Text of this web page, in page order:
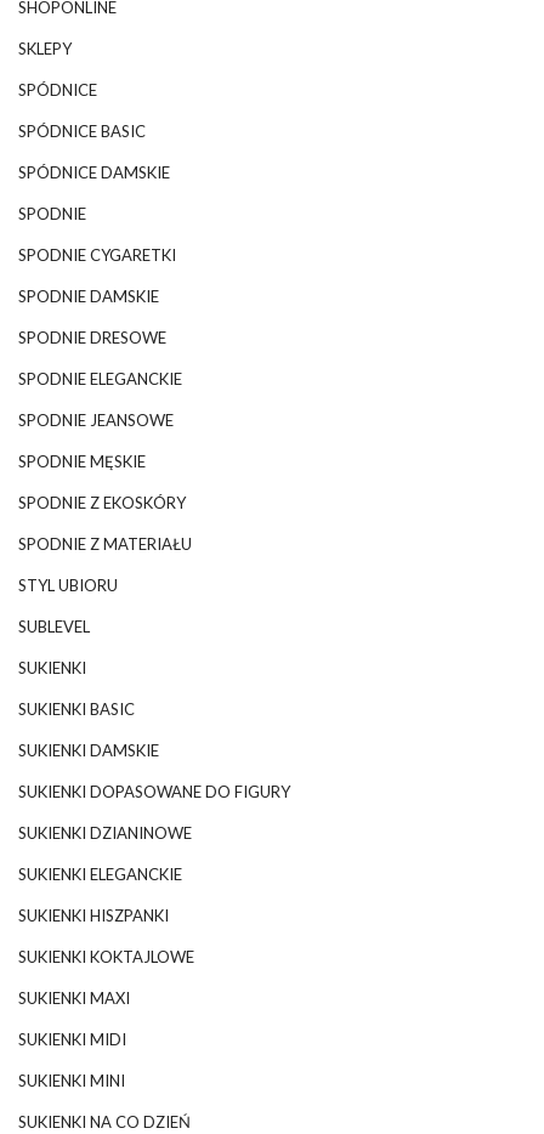
SHOPONLINE
SKLEPY
SPÓDNICE
SPÓDNICE BASIC
SPÓDNICE DAMSKIE
SPODNIE
SPODNIE CYGARETKI
SPODNIE DAMSKIE
SPODNIE DRESOWE
SPODNIE ELEGANCKIE
SPODNIE JEANSOWE
SPODNIE MĘSKIE
SPODNIE Z EKOSKÓRY
SPODNIE Z MATERIAŁU
STYL UBIORU
SUBLEVEL
SUKIENKI
SUKIENKI BASIC
SUKIENKI DAMSKIE
SUKIENKI DOPASOWANE DO FIGURY
SUKIENKI DZIANINOWE
SUKIENKI ELEGANCKIE
SUKIENKI HISZPANKI
SUKIENKI KOKTAJLOWE
SUKIENKI MAXI
SUKIENKI MIDI
SUKIENKI MINI
SUKIENKI NA CO DZIEŃ